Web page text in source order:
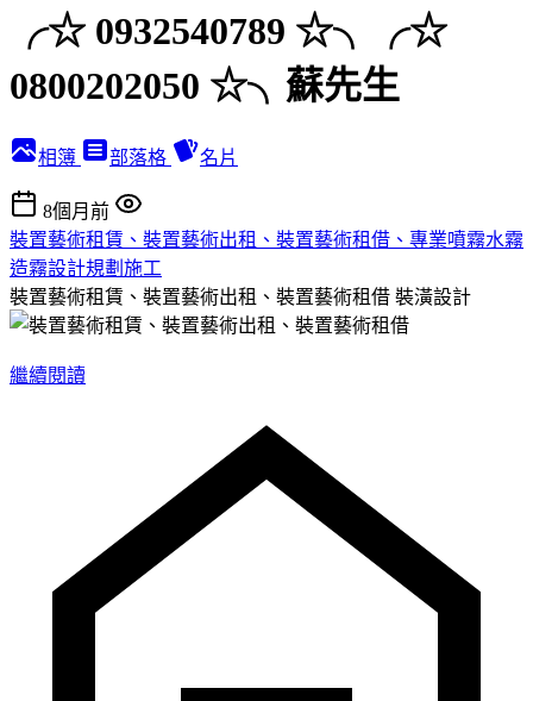
╭☆ 0932540789 ☆╮╭☆
0800202050 ☆╮蘇先生
相簿 部落格 名片
8個月前
裝置藝術租賃、裝置藝術出租、裝置藝術租借、專業噴霧水霧
造霧設計規劃施工
裝置藝術租賃、裝置藝術出租、裝置藝術租借 裝潢設計
繼續閱讀